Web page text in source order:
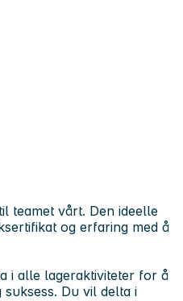
teamet vårt. Den ideelle
og erfaring med å
i alle lageraktiviteter for å
Du vil delta i